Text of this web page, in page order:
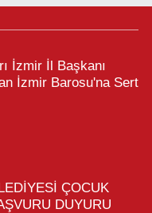
İzmir İl Başkanı
İzmir Barosu'na Sert
ÇOCUK
DUYURU